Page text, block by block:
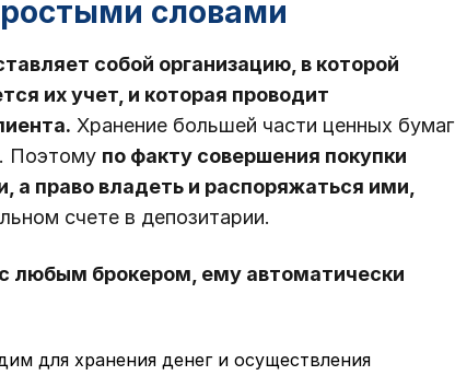
словами
собой организацию, в которой
их учет, и которая проводит
Хранение большей части ценных бумаг
Поэтому по факту совершения покупки
а право владеть и распоряжаться ими,
счете в депозитарии.
любым брокером, ему автоматически
для хранения денег и осуществления